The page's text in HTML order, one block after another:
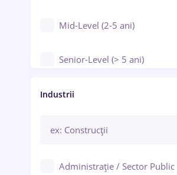
Mid-Level (2-5 ani)
Senior-Level (> 5 ani)
Manager / Executiv
Industrii
Administrație / Sector Public